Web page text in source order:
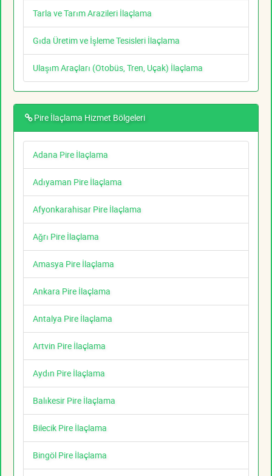
Tarla ve Tarım Arazileri İlaçlama
Gıda Üretim ve İşleme Tesisleri İlaçlama
Ulaşım Araçları (Otobüs, Tren, Uçak) İlaçlama
Pire İlaçlama Hizmet Bölgeleri
Adana Pire İlaçlama
Adıyaman Pire İlaçlama
Afyonkarahisar Pire İlaçlama
Ağrı Pire İlaçlama
Amasya Pire İlaçlama
Ankara Pire İlaçlama
Antalya Pire İlaçlama
Artvin Pire İlaçlama
Aydın Pire İlaçlama
Balıkesir Pire İlaçlama
Bilecik Pire İlaçlama
Bingöl Pire İlaçlama